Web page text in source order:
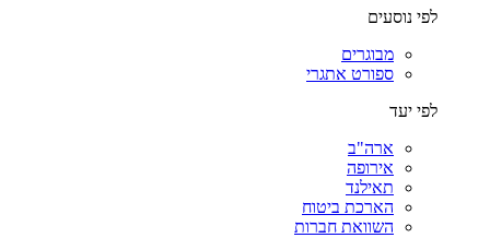
לפי נוסעים
מבוגרים
ספורט אתגרי
לפי יעד
ארה"ב
אירופה
תאילנד
הארכת ביטוח
השוואת חברות